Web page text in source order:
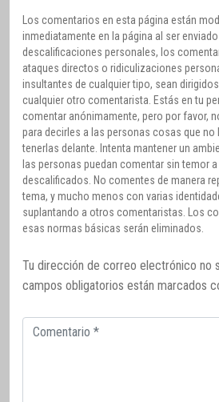
Los comentarios en esta página están
inmediatamente en la página al ser
descalificaciones personales, los
ataques directos o ridiculizaciones
insultantes de cualquier tipo, sean
cualquier otro comentarista. Estás en tu
comentar anónimamente, pero por favor,
para decirles a las personas cosas que no
tenerlas delante. Intenta mantener un
las personas puedan comentar sin temor
descalificados. No comentes de manera
tema, y mucho menos con varias
suplantando a otros comentaristas. Los
esas normas básicas serán eliminados.
Tu dirección de correo electrónico no
campos obligatorios están marcados
Comentario